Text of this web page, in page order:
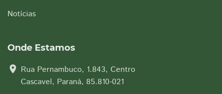
Notícias
Onde Estamos
location_on Rua Pernambuco, 1.843, Centro
Cascavel, Paraná, 85.810-021